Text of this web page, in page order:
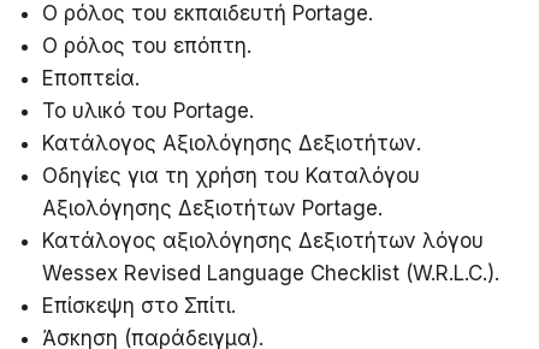
Ο ρόλος του εκπαιδευτή Portage.
Ο ρόλος του επόπτη.
Εποπτεία.
Το υλικό του Portage.
Κατάλογος Αξιολόγησης Δεξιοτήτων.
Οδηγίες για τη χρήση του Καταλόγου
Αξιολόγησης Δεξιοτήτων Portage.
Κατάλογος αξιολόγησης Δεξιοτήτων λόγου
Wessex Revised Language Checklist (W.R.L.C.).
Επίσκεψη στο Σπίτι.
Άσκηση (παράδειγμα).